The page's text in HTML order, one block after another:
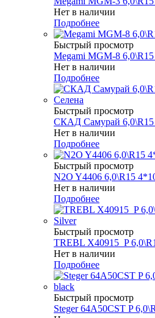
Нет в наличии
Подробнее
Быстрый просмотр
Megami MGM-8
Нет в наличии
Подробнее
Быстрый просмотр
СКАД Самурай 6,0\R15
Нет в наличии
Подробнее
Быстрый просмотр
N2O Y4406 6,0\R15
Нет в наличии
Подробнее
Быстрый просмотр
TREBL X40915_P
Нет в наличии
Подробнее
Быстрый просмотр
Steger 64A50CST P